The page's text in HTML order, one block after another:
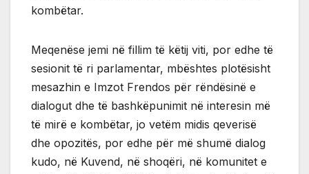
kombëtar.
Meqenëse jemi në fillim të këtij viti, por edhe të
sesionit të ri parlamentar, mbështes plotësisht
mesazhin e Imzot Frendos për rëndësinë e
dialogut dhe të bashkëpunimit në interesin më
të mirë e kombëtar, jo vetëm midis qeverisë
dhe opozitës, por edhe për më shumë dialog
kudo, në Kuvend, në shoqëri, në komunitet e